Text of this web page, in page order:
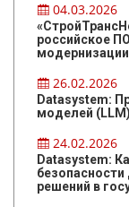
04.03.2026
российское
модернизации
26.02.2026
Datasystem:
моделей
24.02.2026
Datasystem:
безопасности
решений в